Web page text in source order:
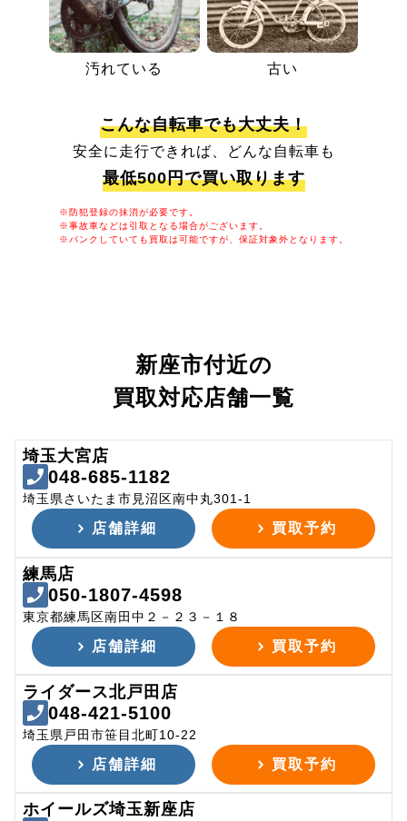
汚れている 古い
こんな自転車でも大丈夫！
安全に走行できれば、どんな自転車も
最低500円で買い取ります
※防犯登録の抹消が必要です。
※事故車などは引取となる場合がございます。
※パンクしていても買取は可能ですが、保証対象外となります。
新座市付近の
買取対応店舗一覧
埼玉大宮店
048-685-1182
埼玉県さいたま市見沼区南中丸301-1
店舗詳細 買取予約
練馬店
050-1807-4598
東京都練馬区南田中２－２３－１８
店舗詳細 買取予約
ライダース北戸田店
048-421-5100
埼玉県戸田市笹目北町10-22
店舗詳細 買取予約
ホイールズ埼玉新座店